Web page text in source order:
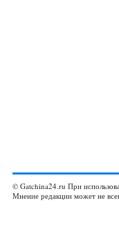
© Gatchina24.ru При
Мнение редакции может не